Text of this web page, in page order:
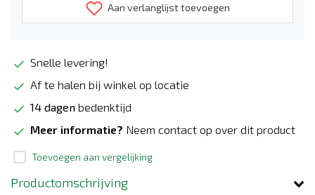
Aan verlanglijst toevoegen
Snelle levering!
Af te halen bij winkel op locatie
14 dagen bedenktijd
Meer informatie? Neem contact op over dit product
Toevoegen aan vergelijking
Productomschrijving